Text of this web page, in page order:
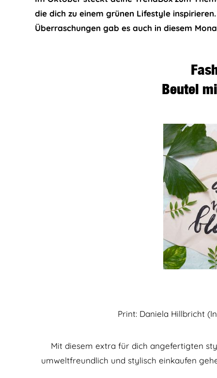
die dich zu einem grünen Lifestyle
Überraschungen gab es auch in diesem
Beutel
Print: Daniela Hillbricht
Mit diesem extra für dich angefertigten
umweltfreundlich und stylisch einkaufen